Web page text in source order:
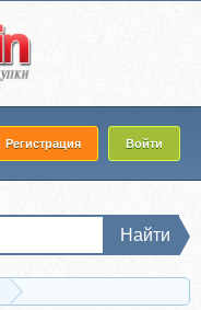
Регистрация Войти
Найти